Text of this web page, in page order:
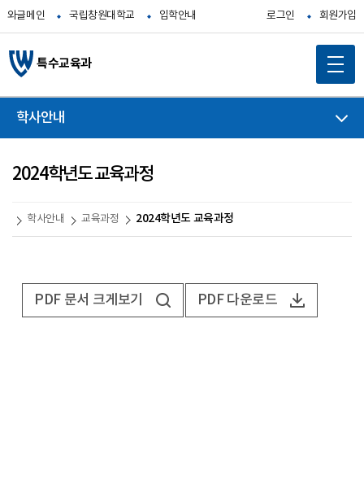
와글메인 국립창원대학교 입학안내 로그인 회원가입
특수교육과
학사안내
2024학년도 교육과정
학사안내 교육과정 2024학년도 교육과정
PDF 문서 크게보기 PDF 다운로드